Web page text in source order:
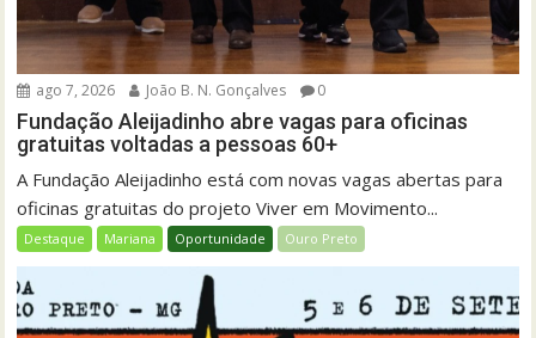
ago 7, 2026 João B. N. Gonçalves 0
Fundação Aleijadinho abre vagas para oficinas
gratuitas voltadas a pessoas 60+
A Fundação Aleijadinho está com novas vagas abertas para
oficinas gratuitas do projeto Viver em Movimento...
Destaque Mariana Oportunidade Ouro Preto